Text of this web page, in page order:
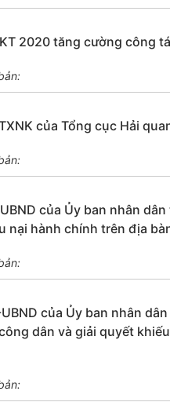
2020 tăng cường công
của Tổng cục Hải
của Ủy ban nhân
nại hành chính trên địa
của Ủy ban nhân
dân và giải quyết